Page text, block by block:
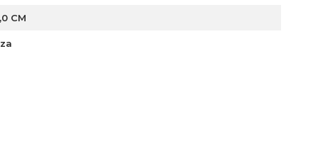
CM